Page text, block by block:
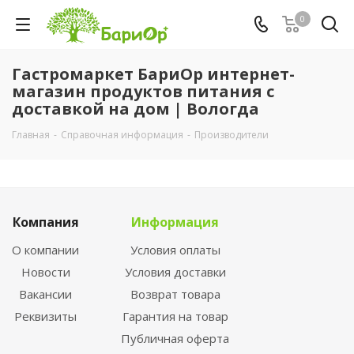
0
Гастромаркет БариОр интернет-
магазин продуктов питания с
доставкой на дом | Вологда
Главная - Справочная информация - Производители
Компания
О компании
Новости
Вакансии
Реквизиты
Информация
Условия оплаты
Условия доставки
Возврат товара
Гарантия на товар
Публичная оферта